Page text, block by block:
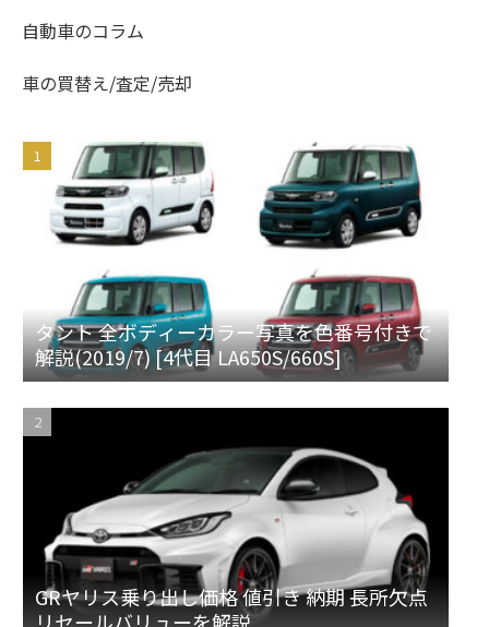
自動車のコラム
車の買替え/査定/売却
タント 全ボディーカラー写真を色番号付きで
解説(2019/7) [4代目 LA650S/660S]
GRヤリス乗り出し価格 値引き 納期 長所欠点